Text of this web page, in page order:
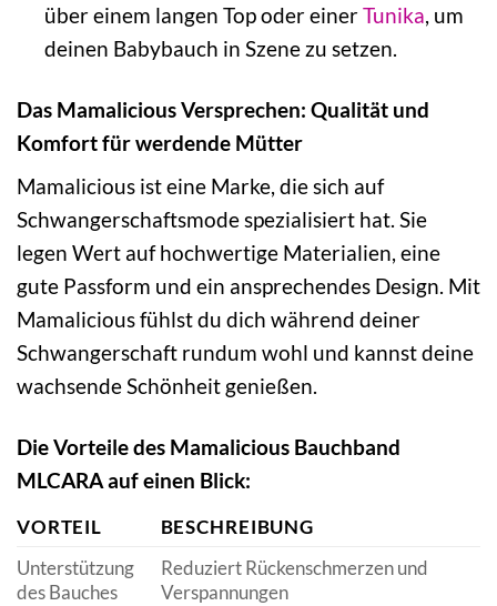
über einem langen Top oder einerTunika, um
deinen Babybauch in Szene zu setzen.
Das Mamalicious Versprechen: Qualität und
Komfort für werdende Mütter
Mamalicious ist eine Marke, die sich auf
Schwangerschaftsmode spezialisiert hat. Sie
legen Wert auf hochwertige Materialien, eine
gute Passform und ein ansprechendes Design. Mit
Mamalicious fühlst du dich während deiner
Schwangerschaft rundum wohl und kannst deine
wachsende Schönheit genießen.
Die Vorteile des Mamalicious Bauchband
MLCARA auf einen Blick:
VORTEIL
BESCHREIBUNG
Unterstützung
des Bauches
Reduziert Rückenschmerzen und
Verspannungen